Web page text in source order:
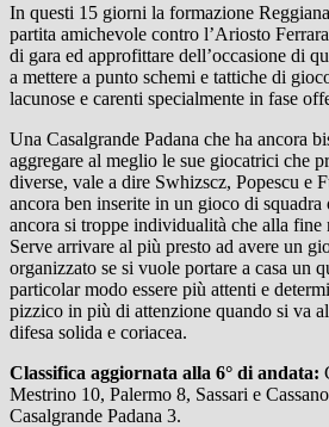
In questi 15 giorni la formazione
partita amichevole contro l’Ariosto
di gara ed approfittare dell’occasione di
a mettere a punto schemi e tattiche di
lacunose e carenti specialmente in fase
Una Casalgrande Padana che ha ancora
aggregare al meglio le sue giocatrici che
diverse, vale a dire Swhizscz, Popescu e
ancora ben inserite in un gioco di
ancora si troppe individualità che alla fine
Serve arrivare al più presto ad avere un
organizzato se si vuole portare a casa un
particolar modo essere più attenti e
pizzico in più di attenzione quando si va
difesa solida e coriacea.
Classifica aggiornata alla 6° di andata:
Mestrino 10, Palermo 8, Sassari e
Casalgrande Padana 3.